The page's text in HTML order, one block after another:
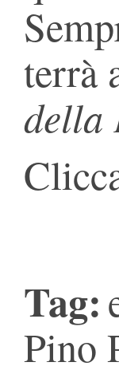
terrà
della
Tag:
Pino